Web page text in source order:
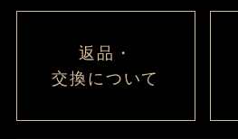
返品・
交換について